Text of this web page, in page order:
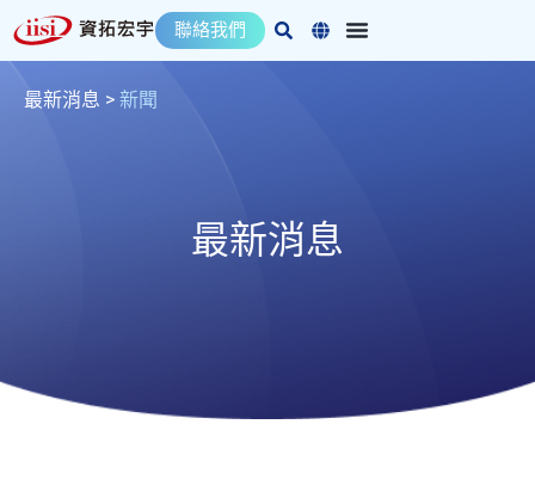
至
主
聯絡我們
最新消息 > 新聞
最新消息